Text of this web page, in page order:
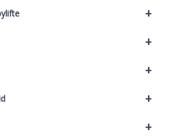
+
+
+
+
+